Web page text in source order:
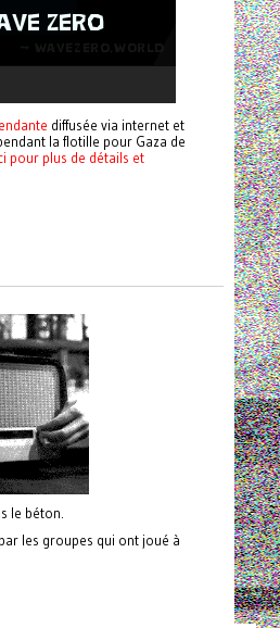
diffusée via internet et
la flotille pour Gaza de
pour plus de détails et
le béton.
les groupes qui ont joué à